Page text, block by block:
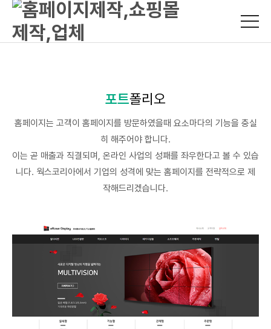
포트폴리오
홈페이지는 고객이 홈페이지를 방문하였을때 요소마다의 기능을 충실
히 해주어야 합니다.
이는 곧 매출과 직결되며, 온라인 사업의 성패를 좌우한다고 볼 수 있습
니다. 웍스코리아에서 기업의 성격에 맞는 홈페이지를 전략적으로 제
작해드리겠습니다.